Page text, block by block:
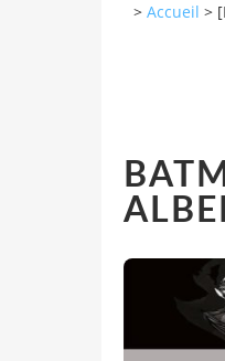
> Accueil >